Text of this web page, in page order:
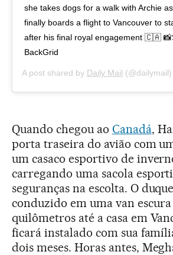
she takes dogs for a walk with Archie
finally boards a flight to Vancouver to
after his final royal engagement 🇨🇦
BackGrid
A post shared by Daily Mail
Quando chegou ao Canadá,
porta traseira do avião com
um casaco esportivo de
carregando uma sacola
seguranças na escolta. O
conduzido em uma van
quilômetros até a casa em
ficará instalado com sua
dois meses. Horas antes,